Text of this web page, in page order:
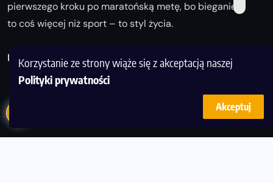
Korzystanie ze strony wiąże się z akceptacją naszej
Polityki prywatności
Akceptuj
pierwszego kroku po maratońską metę, bo bieganie
to coś więcej niż sport – to styl życia.
Biegaj z nami i odkrywaj swoją najlepszą wersję!